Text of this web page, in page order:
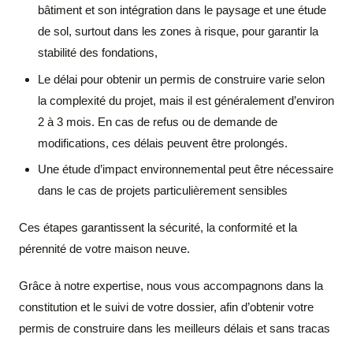
bâtiment et son intégration dans le paysage et une étude
de sol, surtout dans les zones à risque, pour garantir la
stabilité des fondations,
Le délai pour obtenir un permis de construire varie selon
la complexité du projet, mais il est généralement d’environ
2 à 3 mois. En cas de refus ou de demande de
modifications, ces délais peuvent être prolongés.
Une étude d’impact environnemental peut être nécessaire
dans le cas de projets particulièrement sensibles
Ces étapes garantissent la sécurité, la conformité et la
pérennité de votre maison neuve.
Grâce à notre expertise, nous vous accompagnons dans la
constitution et le suivi de votre dossier, afin d’obtenir votre
permis de construire dans les meilleurs délais et sans tracas